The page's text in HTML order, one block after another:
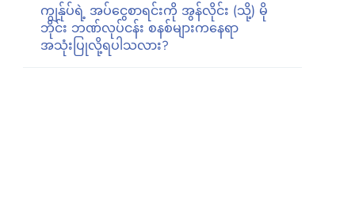
ကျွန်ုပ်ရဲ့ အပ်ငွေစာရင်းကို အွန်လိုင်း (သို့) မို
ဘိုင်း ဘဏ်လုပ်ငန်း စနစ်များကနေရာ
အသုံးပြုလို့ရပါသလား?